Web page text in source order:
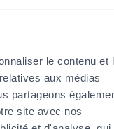
le contenu et
aux médias
partageons
site avec nos